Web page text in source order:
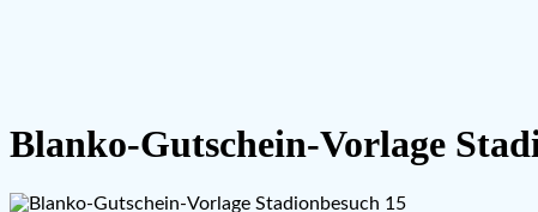
Blanko-Gutschein-Vorlage